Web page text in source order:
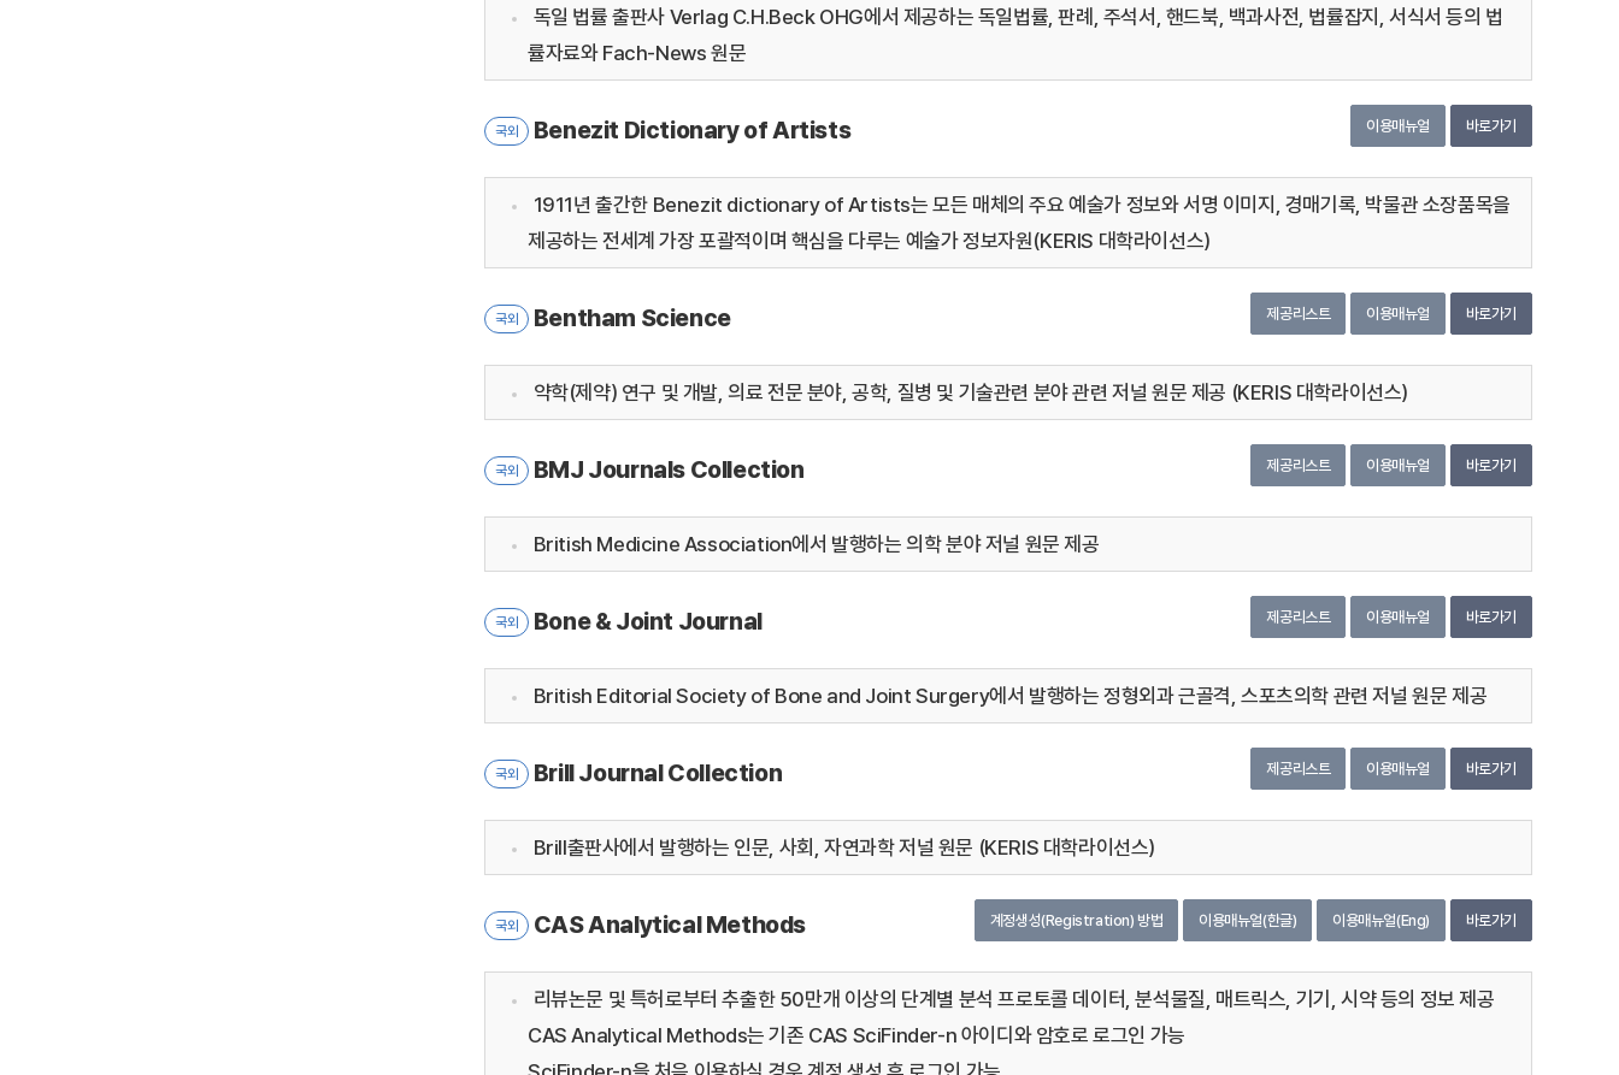
독일 법률 출판사 Verlag C.H.Beck OHG에서 제공하는 독일법률, 판례, 주석서, 핸드북, 백과사전, 법률잡지, 서식서 등의 법
률자료와 Fach-News 원문
국외 Benezit Dictionary of Artists 이용매뉴얼 바로가기
1911년 출간한 Benezit dictionary of Artists는 모든 매체의 주요 예술가 정보와 서명 이미지, 경매기록, 박물관 소장품목을
제공하는 전세계 가장 포괄적이며 핵심을 다루는 예술가 정보자원(KERIS 대학라이선스)
국외 Bentham Science 제공리스트 이용매뉴얼 바로가기
약학(제약) 연구 및 개발, 의료 전문 분야, 공학, 질병 및 기술관련 분야 관련 저널 원문 제공 (KERIS 대학라이선스)
국외 BMJ Journals Collection 제공리스트 이용매뉴얼 바로가기
British Medicine Association에서 발행하는 의학 분야 저널 원문 제공
국외 Bone & Joint Journal 제공리스트 이용매뉴얼 바로가기
British Editorial Society of Bone and Joint Surgery에서 발행하는 정형외과 근골격, 스포츠의학 관련 저널 원문 제공
국외 Brill Journal Collection 제공리스트 이용매뉴얼 바로가기
Brill출판사에서 발행하는 인문, 사회, 자연과학 저널 원문 (KERIS 대학라이선스)
국외 CAS Analytical Methods 계정생성(Registration) 방법 이용매뉴얼(한글) 이용매뉴얼(Eng) 바로가기
리뷰논문 및 특허로부터 추출한 50만개 이상의 단계별 분석 프로토콜 데이터, 분석물질, 매트릭스, 기기, 시약 등의 정보 제공
CAS Analytical Methods는 기존 CAS SciFinder-n 아이디와 암호로 로그인 가능